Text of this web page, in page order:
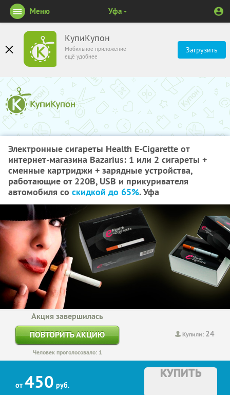
КупиКупон
Мобильное приложение
ещё удобнее
Загрузить
Меню Уфа
Электронные сигареты Health E-Cigarette от
интернет-магазина Bazarius: 1 или 2 сигареты +
сменные картриджи + зарядные устройства,
работающие от 220В, USB и прикуривателя
автомобиля со скидкой до 65%. Уфа
Купили: 24
Акция завершилась
ПОВТОРИТЬ АКЦИЮ
Человек проголосовало: 1
от 450 руб.
КУПИТЬ